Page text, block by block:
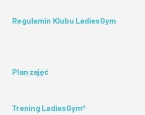
Regulamin Klubu LadiesGym
Plan zajęć
Trening LadiesGym®